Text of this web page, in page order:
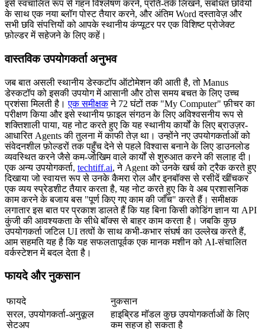
इसे स्वचालित रूप से गहन विश्लेषण करने, प्रति-तर्क लिखने, संबंधित छवियों
के साथ एक नया ब्लॉग पोस्ट तैयार करने, और अंतिम Word दस्तावेज़ और
सभी छवि संपत्तियों को आपके स्थानीय कंप्यूटर पर एक विशिष्ट प्रोजेक्ट
फ़ोल्डर में सहेजने के लिए कहें।
वास्तविक उपयोगकर्ता अनुभव
जब बात असली स्थानीय डेस्कटॉप ऑटोमेशन की आती है, तो Manus
डेस्कटॉप को इसकी उपयोग में आसानी और ठोस समय बचत के लिए उच्च
प्रशंसा मिलती है। एक समीक्षक ने 72 घंटों तक "My Computer" फ़ीचर का
परीक्षण किया और इसे स्थानीय फ़ाइल संगठन के लिए अविश्वसनीय रूप से
शक्तिशाली पाया, यह नोट करते हुए कि यह स्थानीय कार्यों के लिए ब्राउज़र-
आधारित Agents की तुलना में काफी तेज़ था। उन्होंने नए उपयोगकर्ताओं को
संवेदनशील फ़ोल्डरों तक पहुँच देने से पहले विश्वास बनाने के लिए डाउनलोड
व्यवस्थित करने जैसे कम-जोखिम वाले कार्यों से शुरुआत करने की सलाह दी।
एक अन्य उपयोगकर्ता, techtiff.ai, ने Agent को उनके खर्च को ट्रैक करते हुए
दिखाया जो स्वायत्त रूप से उनके कैमरा रोल और इनबॉक्स से रसीदें खींचकर
एक व्यय स्प्रेडशीट तैयार करता है, यह नोट करते हुए कि वे अब प्रशासनिक
काम करने के बजाय बस "पूर्ण किए गए काम की जाँच" करते हैं। समीक्षक
लगातार इस बात पर प्रकाश डालते हैं कि यह बिना किसी कोडिंग ज्ञान या API
कुंजी की आवश्यकता के सीधे बॉक्स से बाहर काम करता है। जबकि कुछ
उपयोगकर्ता जटिल UI तत्वों के साथ कभी-कभार संघर्ष का उल्लेख करते हैं,
आम सहमति यह है कि यह सफलतापूर्वक एक मानक मशीन को AI-संचालित
वर्कस्टेशन में बदल देता है।
फायदे और नुकसान
फायदे
नुकसान
सरल, उपयोगकर्ता-अनुकूल
सेटअप
हाइब्रिड मॉडल कुछ उपयोगकर्ताओं के लिए
कम सहज हो सकता है